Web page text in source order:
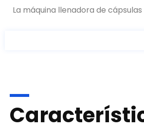
La máquina llenadora de